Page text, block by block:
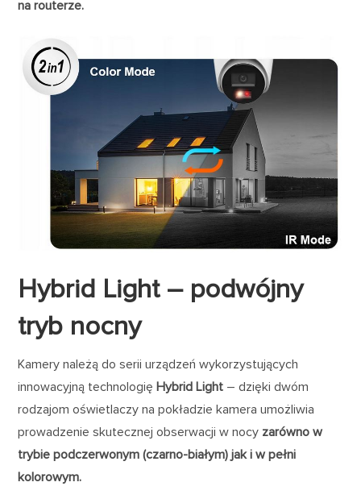
na routerze.
Hybrid Light – podwójny
tryb nocny
Kamery należą do serii urządzeń wykorzystujących
innowacyjną technologięHybrid Light – dzięki dwóm
rodzajom oświetlaczy na pokładzie kamera umożliwia
prowadzenie skutecznej obserwacji w nocy zarówno w
trybie podczerwonym (czarno-białym) jak i w pełni
kolorowym.